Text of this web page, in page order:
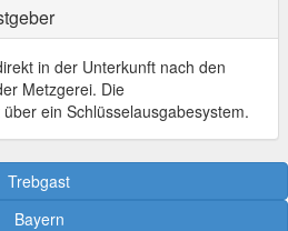
in der Unterkunft nach den
Metzgerei. Die
ein Schlüsselausgabesystem.
Trebgast
Bayern